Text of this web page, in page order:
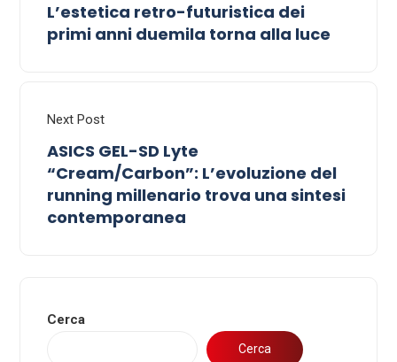
L’estetica retro-futuristica dei
primi anni duemila torna alla luce
Next Post
ASICS GEL-SD Lyte
“Cream/Carbon”: L’evoluzione del
running millenario trova una sintesi
contemporanea
Cerca
Cerca